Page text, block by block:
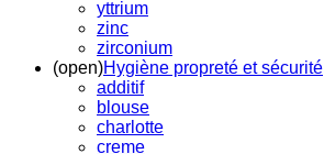
yttrium
zinc
zirconium
(open)Hygiène propreté et sécurité
additif
blouse
charlotte
creme